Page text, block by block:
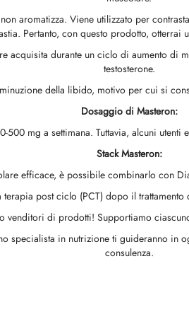
aromatizza. Viene utilizzato per
Pertanto, con questo prodotto, otterrai
acquisita durante un ciclo di aumento di
testosterone.
della libido, motivo per cui si
Dosaggio di Masteron:
mg a settimana. Tuttavia, alcuni utenti
Stack Masteron:
efficace, è possibile combinarlo con
post ciclo (PCT) dopo il
venditori di prodotti! Supportiamo
specialista in nutrizione ti guideranno in
consulenza.